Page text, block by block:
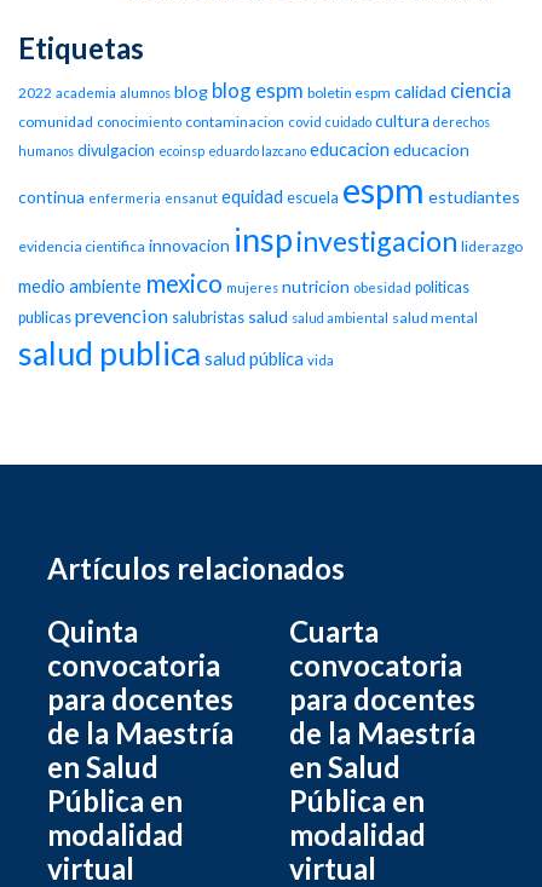
Etiquetas
2022 academia alumnos blog blog espm boletin espm calidad ciencia
comunidad conocimiento contaminacion covid cuidado cultura derechos
humanos divulgacion ecoinsp eduardo lazcano educacion educacion
continua enfermeria ensanut equidad escuela espm estudiantes
evidencia cientifica innovacion inspinvestigacion liderazgo
medio ambiente mexico mujeres nutricion obesidad politicas
publicas prevencion salubristas salud salud ambiental salud mental
salud publica salud pública vida
Artículos relacionados
Quinta
convocatoria
para docentes
de la Maestría
en Salud
Pública en
modalidad
virtual
Cuarta
convocatoria
para docentes
de la Maestría
en Salud
Pública en
modalidad
virtual